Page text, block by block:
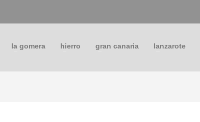
la gomera hierro gran canaria lanzarote